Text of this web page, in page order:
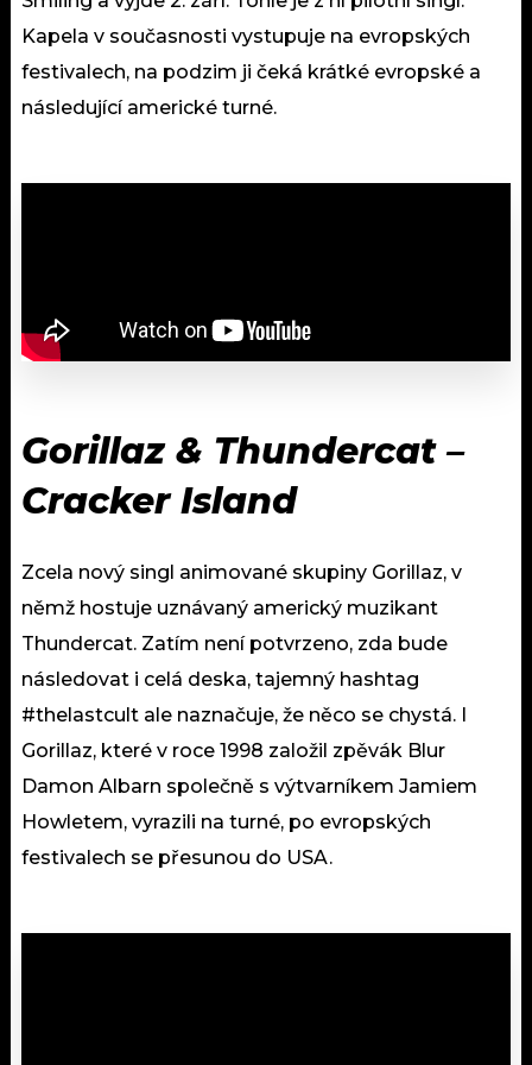
Kapela v současnosti vystupuje na evropských
festivalech, na podzim ji čeká krátké evropské a
následující americké turné.
Gorillaz & Thundercat –
Cracker Island
Zcela nový singl animované skupiny Gorillaz, v
němž hostuje uznávaný americký muzikant
Thundercat. Zatím není potvrzeno, zda bude
následovat i celá deska, tajemný hashtag
#thelastcult ale naznačuje, že něco se chystá. I
Gorillaz, které v roce 1998 založil zpěvák Blur
Damon Albarn společně s výtvarníkem Jamiem
Howletem, vyrazili na turné, po evropských
festivalech se přesunou do USA.